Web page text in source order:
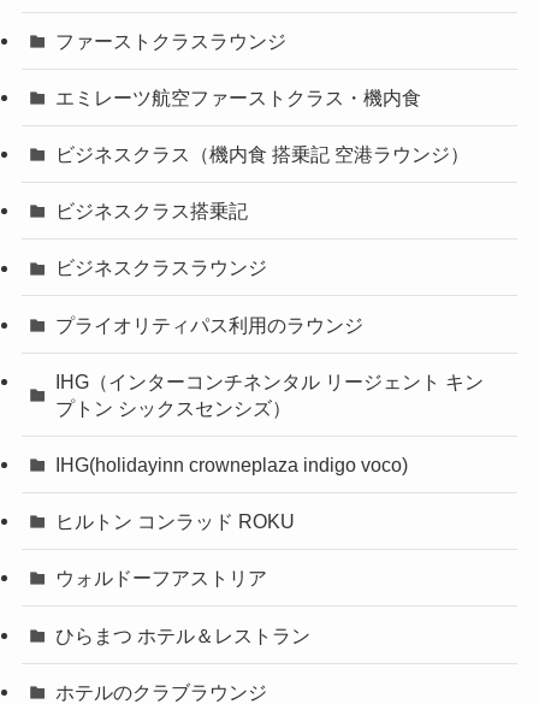
ファーストクラスラウンジ
エミレーツ航空ファーストクラス・機内食
ビジネスクラス（機内食 搭乗記 空港ラウンジ）
ビジネスクラス搭乗記
ビジネスクラスラウンジ
プライオリティパス利用のラウンジ
IHG（インターコンチネンタル リージェント キン
プトン シックスセンシズ）
IHG(holidayinn crowneplaza indigo voco)
ヒルトン コンラッド ROKU
ウォルドーフアストリア
ひらまつ ホテル＆レストラン
ホテルのクラブラウンジ